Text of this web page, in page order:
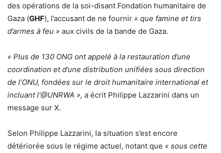
des opérations de la soi-disant Fondation humanitaire de
Gaza (GHF), l’accusant de ne fournir « que famine et tirs
d’armes à feu » aux civils de la bande de Gaza.
« Plus de 130 ONG ont appelé à la restauration d’une
coordination et d’une distribution unifiées sous direction
de l’ONU, fondées sur le droit humanitaire international et
incluant l’@UNRWA », a écrit Philippe Lazzarini dans un
message sur X.
Selon Philippe Lazzarini, la situation s’est encore
détériorée sous le régime actuel, notant que « sous cette